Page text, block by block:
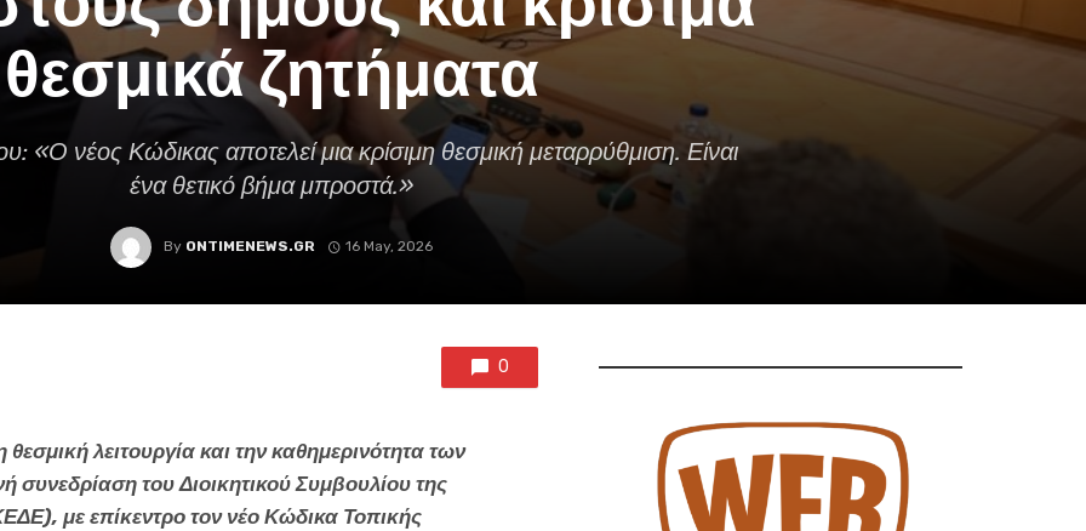
θεσμικά ζητήματα
«Ο νέος Κώδικας αποτελεί μια κρίσιμη θεσμική μεταρρύθμιση. Είναι
ένα θετικό βήμα μπροστά.»
By ONTIMENEWS.GR 16 May, 2026
0
λειτουργία και την καθημερινότητα των
συνεδρίαση του Διοικητικού Συμβουλίου της
με επίκεντρο τον νέο Κώδικα Τοπικής